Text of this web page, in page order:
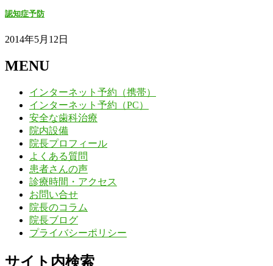
認知症予防
2014年5月12日
MENU
インターネット予約（携帯）
インターネット予約（PC）
安全な歯科治療
院内設備
院長プロフィール
よくある質問
患者さんの声
診療時間・アクセス
お問い合せ
院長のコラム
院長ブログ
プライバシーポリシー
サイト内検索